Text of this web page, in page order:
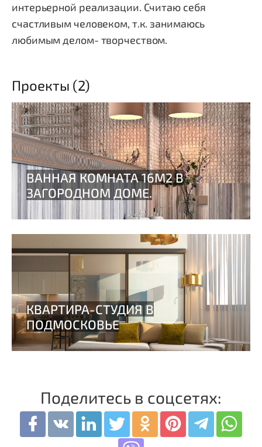
интерьерной реализации. Считаю себя
счастливым человеком, т.к. занимаюсь
любимым делом- творчеством.
Проекты (2)
Поделитесь в соцсетях: